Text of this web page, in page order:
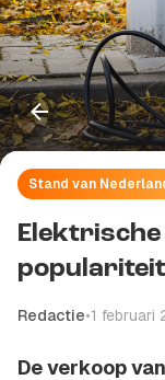
Stand van
Redactie•1 februari
De verkoop